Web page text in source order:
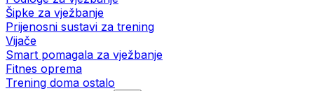
Šipke za vježbanje
Prijenosni sustavi za trening
Vijače
Smart pomagala za vježbanje
Fitnes oprema
Trening doma ostalo